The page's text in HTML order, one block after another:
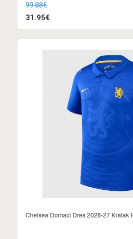
99.88€
31.95€
Chelsea Domaci Dres 2026-27 Kratak